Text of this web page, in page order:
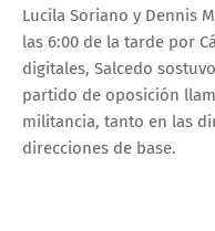
Lucila Soriano y Dennis
las 6:00 de la tarde por
digitales, Salcedo
partido de oposición
militancia, tanto en las
direcciones de base.